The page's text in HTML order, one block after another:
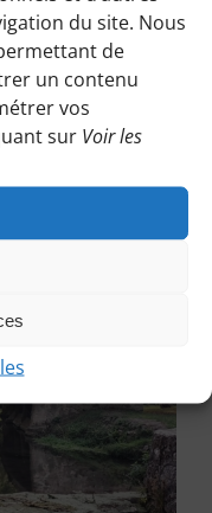
du site. Nous
de
un contenu
vos
sur Voir les